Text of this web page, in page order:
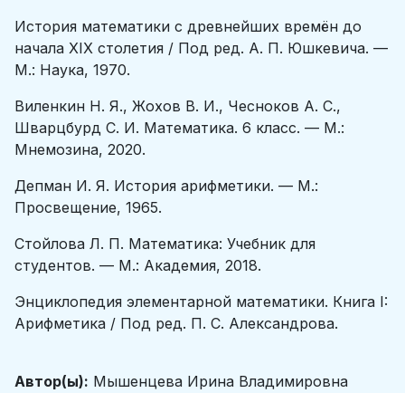
История математики с древнейших времён до
начала XIX столетия / Под ред. А. П. Юшкевича. —
М.: Наука, 1970.
Виленкин Н. Я., Жохов В. И., Чесноков А. С.,
Шварцбурд С. И. Математика. 6 класс. — М.:
Мнемозина, 2020.
Депман И. Я. История арифметики. — М.:
Просвещение, 1965.
Стойлова Л. П. Математика: Учебник для
студентов. — М.: Академия, 2018.
Энциклопедия элементарной математики. Книга I:
Арифметика / Под ред. П. С. Александрова.
Автор(ы): Мышенцева Ирина Владимировна